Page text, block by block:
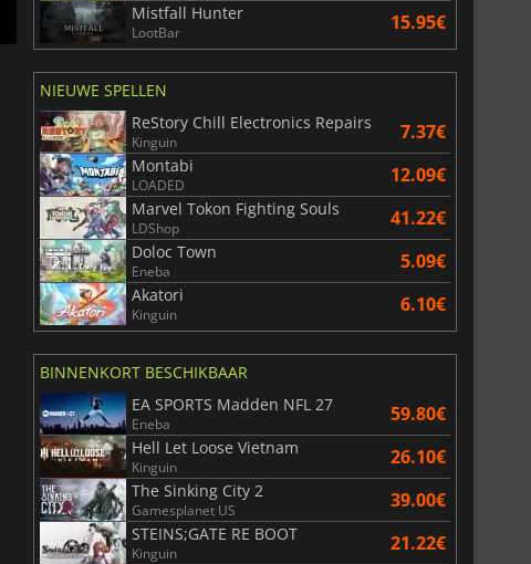
Mistfall Hunter
LootBar 15.95€
NIEUWE SPELLEN
ReStory Chill Electronics Repairs
Kinguin 7.37€
Montabi
LOADED 12.09€
Marvel Tokon Fighting Souls
LDShop 41.22€
Doloc Town
Eneba 5.09€
Akatori
Kinguin 6.10€
BINNENKORT BESCHIKBAAR
EA SPORTS Madden NFL 27
Eneba 59.80€
Hell Let Loose Vietnam
Kinguin 26.10€
The Sinking City 2
Gamesplanet US 39.00€
STEINS;GATE RE BOOT
Kinguin 21.22€